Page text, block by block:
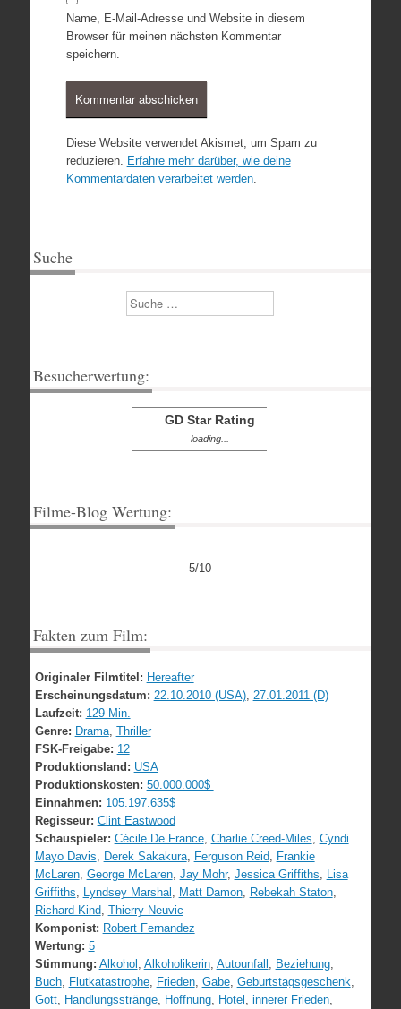
Name, E-Mail-Adresse und Website in diesem
Browser für meinen nächsten Kommentar
speichern.
Diese Website verwendet Akismet, um Spam zu
reduzieren. Erfahre mehr darüber, wie deine
Kommentardaten verarbeitet werden.
Suche
Suchen
Besucherwertung:
GD Star Rating
loading...
Filme-Blog Wertung:
5/10
Fakten zum Film:
Originaler Filmtitel: Hereafter
Erscheinungsdatum: 22.10.2010 (USA), 27.01.2011 (D)
Laufzeit: 129 Min.
Genre: Drama, Thriller
FSK-Freigabe: 12
Produktionsland: USA
Produktionskosten: 50.000.000$
Einnahmen: 105.197.635$
Regisseur: Clint Eastwood
Schauspieler: Cécile De France, Charlie Creed-Miles Cyndi
Mayo Davis
Derek Sakakura, Ferguson Reid, Frankie
McLaren, George McLaren, Jay Mohr, Jessica Griffiths
Lisa
Griffiths
Lyndsey Marshal Matt Damon, Rebekah Staton,
Richard Kind, Thierry Neuvic
Komponist: Robert Fernandez
Wertung: 5
Stimmung: Alkohol Alkoholikerin, Autounfall Beziehung,
Buch, Flutkatastrophe, Frieden, Gabe, Geburtstagsgeschenk
Gott, Handlungsstränge, Hoffnung, Hotel innerer Frieden,